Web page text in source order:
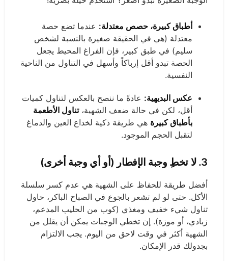
أطباق كبيرة، حصص معتدلة: عندما تضع حصة
معتدلة (هي في الحقيقة صغيرة بالنسبة لشخص
سليم) في طبق كبير، فإن الفراغ المحيط يجعل
الحصة تبدو أقل إرباكاً وأسهل في التناول من الناحية
النفسية.
عكس البديهية: عادةً ما ننصح بالعكس لتناول كميات
أقل، لكن في حالة ضعف الشهية،تناول الأطعمة
بأطباق كبيرة هي طريقة ذكية لخداع العين والدماغ
لتقبل الحجم الموجود.
3. لا تخطِ وجبة الإفطار (أو أي وجبة أخرى)
أفضل طريقة للحفاظ على الشهية هي عدم كسر سلسلة
الأكل. حتى لو لم تشعر بالجوع في الصباح الباكر، حاول
تناول شيء خفيف ومغذي (كوب من الحليب المدعم،
زبادي، أو موزة). إن تخطي الوجبات يمكن أن يقلل من
الشهية أكثر في وقت لاحق من اليوم. يجب الالتزام
بجدولك قدر الإمكان.